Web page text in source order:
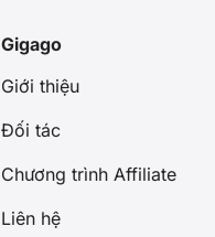
Gigago
Giới thiệu
Đối tác
Chương trình Affiliate
Liên hệ